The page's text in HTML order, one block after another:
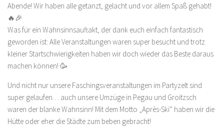
Abende! Wir haben alle getanzt, gelacht und vor allem Spaß gehabt!
🔥🎉
Was für ein Wahnsinnsauftakt, der dank euch einfach fantastisch
geworden ist: Alle Veranstaltungen waren super besucht und trotz
kleiner Startschwierigkeiten haben wir doch wieder das Beste daraus
machen können! 🥳
Und nicht nur unsere Faschingsveranstaltungen im Partyzelt sind
super gelaufen… auch unsere Umzüge in Pegau und Groitzsch
waren der blanke Wahnsinn! Mit dem Motto „Après-Ski“ haben wir die
Hütte oder eher die Städte zum beben gebracht!